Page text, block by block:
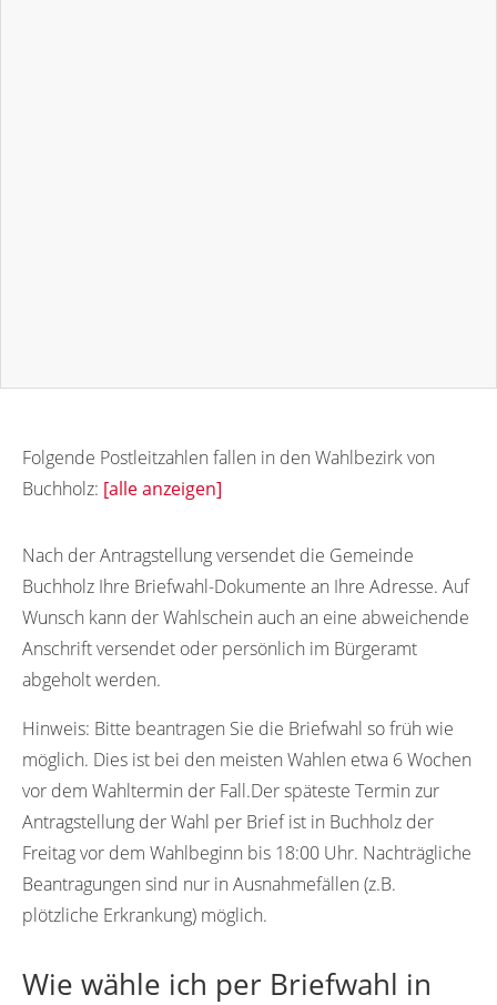
Folgende Postleitzahlen fallen in den Wahlbezirk von
Buchholz: [alle anzeigen]
Nach der Antragstellung versendet die Gemeinde
Buchholz Ihre Briefwahl-Dokumente an Ihre Adresse. Auf
Wunsch kann der Wahlschein auch an eine abweichende
Anschrift versendet oder persönlich im Bürgeramt
abgeholt werden.
Hinweis: Bitte beantragen Sie die Briefwahl so früh wie
möglich. Dies ist bei den meisten Wahlen etwa 6 Wochen
vor dem Wahltermin der Fall.Der späteste Termin zur
Antragstellung der Wahl per Brief ist in Buchholz der
Freitag vor dem Wahlbeginn bis 18:00 Uhr. Nachträgliche
Beantragungen sind nur in Ausnahmefällen (z.B.
plötzliche Erkrankung) möglich.
Wie wähle ich per Briefwahl in